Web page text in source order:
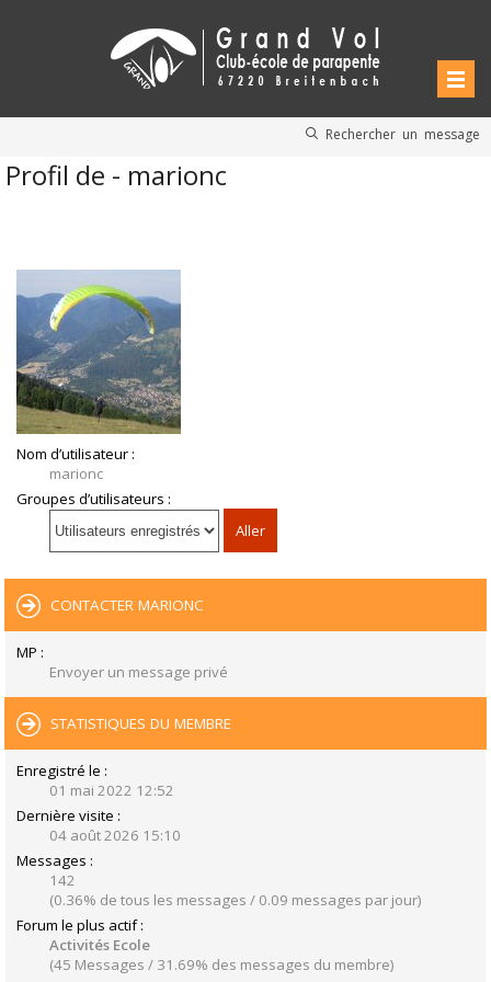
Rechercher un message
Profil de - marionc
Nom d’utilisateur :
marionc
Groupes d’utilisateurs :
CONTACTER MARIONC
MP :
Envoyer un message privé
STATISTIQUES DU MEMBRE
Enregistré le :
01 mai 2022 12:52
Dernière visite :
04 août 2026 15:10
Messages :
142
(0.36% de tous les messages / 0.09 messages par jour)
Forum le plus actif :
Activités Ecole
(45 Messages / 31.69% des messages du membre)